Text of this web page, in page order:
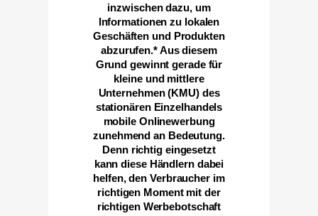
inzwischen dazu, um
Informationen zu lokalen
Geschäften und Produkten
abzurufen.* Aus diesem
Grund gewinnt gerade für
kleine und mittlere
Unternehmen (KMU) des
stationären Einzelhandels
mobile Onlinewerbung
zunehmend an Bedeutung.
Denn richtig eingesetzt
kann diese Händlern dabei
helfen, den Verbraucher im
richtigen Moment mit der
richtigen Werbebotschaft